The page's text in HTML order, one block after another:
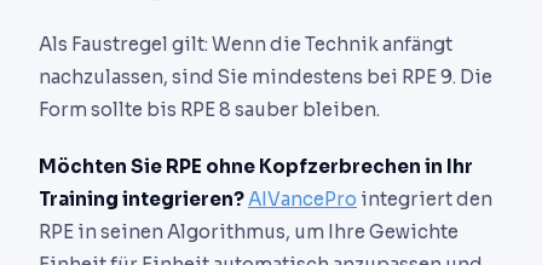
Als Faustregel gilt: Wenn die Technik anfängt
nachzulassen, sind Sie mindestens bei RPE 9. Die
Form sollte bis RPE 8 sauber bleiben.
Möchten Sie RPE ohne Kopfzerbrechen in Ihr
Training integrieren? AIVancePro integriert den
RPE in seinen Algorithmus, um Ihre Gewichte